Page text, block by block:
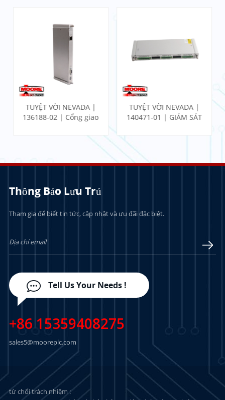
TUYỆT VỜI NEVADA |
136188-02 | Cổng giao
TUYỆT VỜI NEVADA |
140471-01 | GIÁM SÁT
PROXIMITOR W/ KẾT
Thông Báo Lưu Trú
Tham gia để biết tin tức, cập nhật và ưu đãi đặc biệt.
Tell Us Your Needs !
+86 15359408275
sales5@mooreplc.com
từ chối trách nhiệm :